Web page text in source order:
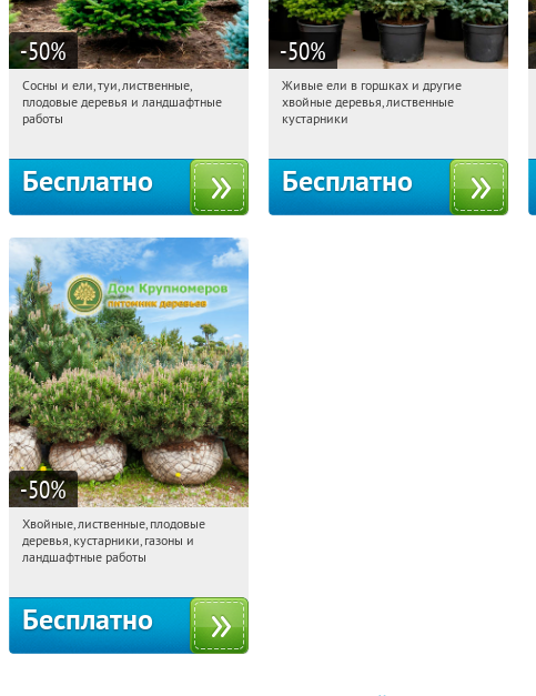
-50%
08:41:54 Получили:
Московская обл., г. Химки,
Сосны и ели, туи, лиственные,
плодовые деревья и ландшафтные
работы
Бесплатно
-50%
08:41:54 Получили:
Московская обл., г. Химки,
Живые ели в горшках и другие
хвойные деревья, лиственные
кустарники
Бесплатно
-50%
08:41:54 Получили:
Павелецкая
Угрешская
Хвойные, лиственные, плодовые
деревья, кустарники, газоны и
ландшафтные работы
Бесплатно